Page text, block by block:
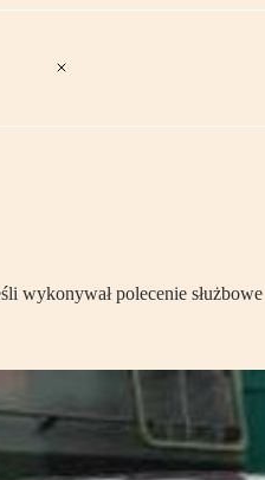
wykonywał polecenie służbowe